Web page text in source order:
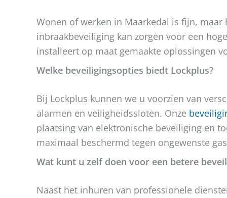
Wonen of werken in Maarkedal is fijn,
inbraakbeveiliging kan zorgen voor een
installeert op maat gemaakte oplossingen
Welke beveiligingsopties biedt Lockplus?
Bij Lockplus kunnen we u voorzien van
alarmen en veiligheidssloten. Onze
plaatsing van elektronische beveiliging en
maximaal beschermd tegen ongewenste
Wat kunt u zelf doen voor een betere
Naast het inhuren van professionele